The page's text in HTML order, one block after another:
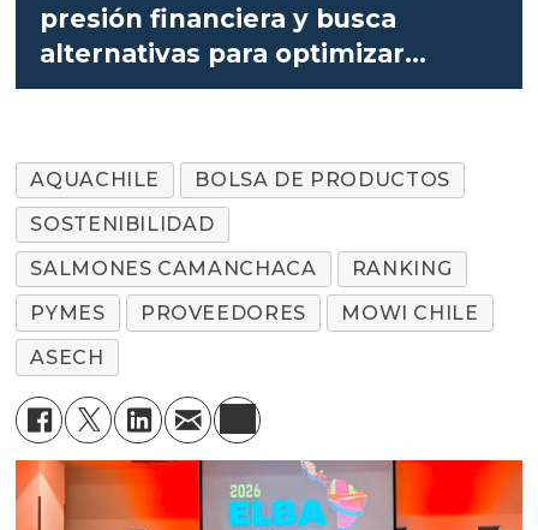
presión financiera y busca
alternativas para optimizar
liquidez
AQUACHILE
BOLSA DE PRODUCTOS
SOSTENIBILIDAD
SALMONES CAMANCHACA
RANKING
PYMES
PROVEEDORES
MOWI CHILE
ASECH